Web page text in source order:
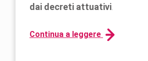
dai decreti attuativi
Continua a leggere